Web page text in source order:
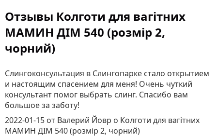
Отзывы Колготи для вагітних
МАМИН ДІМ 540 (розмір 2,
чорний)
Слингоконсультация в Слингопарке стало открытием
и настоящим спасением для меня! Очень чуткий
консультант помог выбрать слинг. Спасибо вам
большое за заботу!
2022-01-15 от Валерий Йовр о Колготи для вагітних
МАМИН ДІМ 540 (розмір 2, чорний)